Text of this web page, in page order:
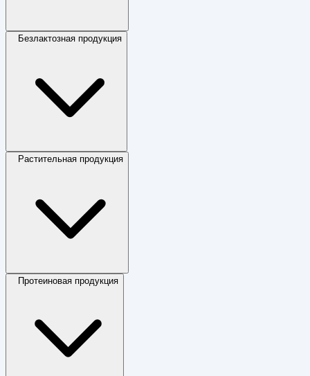
Безлактозная продукция
Растительная продукция
Протеиновая продукция